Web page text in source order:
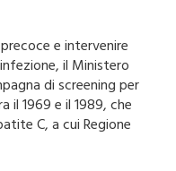
e intervenire
il Ministero
di screening per
1969 e il 1989, che
C, a cui Regione